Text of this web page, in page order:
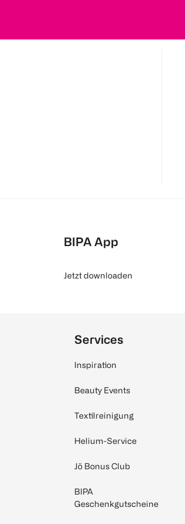
BIPA App
Jetzt downloaden
Services
Inspiration
Beauty Events
Textilreinigung
Helium-Service
Jö Bonus Club
BIPA
Geschenkgutscheine